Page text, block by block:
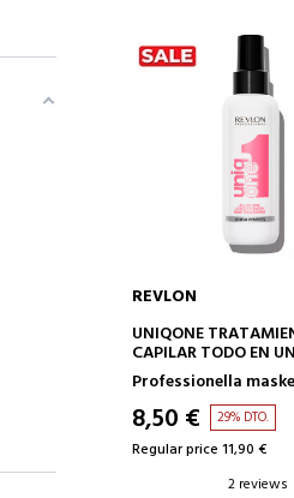
ADD TO
REVLON
UNIQONE
CAPILAR TODO EN
FLOWER
Professionella
8,50 € 29% DTO.
Regular price 11,90 €
2 reviews